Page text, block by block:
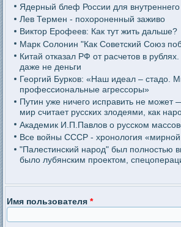
Ядерный блеф России для внутреннего
Лев Термен - похороненный заживо
Виктор Ерофеев: Как тут жить дальше?
Марк Солонин "Как Советский Союз
Китай отказал РФ от расчетов в
даже не деньги
Георгий Бурков: «Наш идеал – стадо.
профессиональные агрессоры»
Путин уже ничего исправить не может
мир считает русских злодеями, как
Академик И.П.Павлов о русском
Все войны СССР - хронология
"Палестинский народ" был полностью
было лубянским проектом,
Имя пользователя*